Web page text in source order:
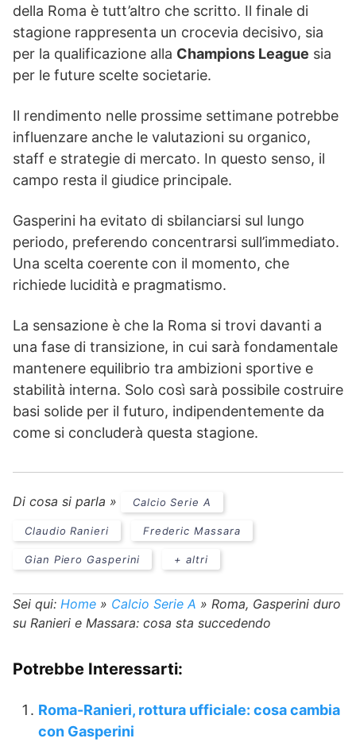
della Roma è tutt’altro che scritto. Il finale di
stagione rappresenta un crocevia decisivo, sia
per la qualificazione alla Champions League sia
per le future scelte societarie.
Il rendimento nelle prossime settimane potrebbe
influenzare anche le valutazioni su organico,
staff e strategie di mercato. In questo senso, il
campo resta il giudice principale.
Gasperini ha evitato di sbilanciarsi sul lungo
periodo, preferendo concentrarsi sull’immediato.
Una scelta coerente con il momento, che
richiede lucidità e pragmatismo.
La sensazione è che la Roma si trovi davanti a
una fase di transizione, in cui sarà fondamentale
mantenere equilibrio tra ambizioni sportive e
stabilità interna. Solo così sarà possibile costruire
basi solide per il futuro, indipendentemente da
come si concluderà questa stagione.
Di cosa si parla » Calcio Serie A
Claudio Ranieri Frederic Massara
Gian Piero Gasperini + altri
Sei qui: Home » Calcio Serie A » Roma, Gasperini duro
su Ranieri e Massara: cosa sta succedendo
Potrebbe Interessarti:
Roma-Ranieri, rottura ufficiale: cosa cambia
con Gasperini